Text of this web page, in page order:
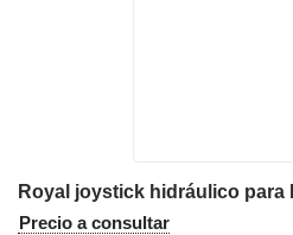
Precio a consultar